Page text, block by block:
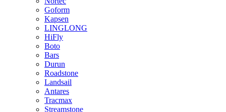
Goform
Kapsen
LINGLONG
HiFly
Boto
Bars
Durun
Roadstone
Landsail
Antares
Tracmax
Streamstone